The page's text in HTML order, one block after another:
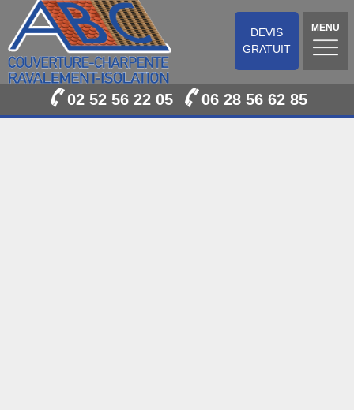
DEVIS
GRATUIT
MENU
02 52 56 22 05 06 28 56 62 85